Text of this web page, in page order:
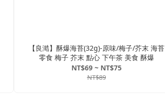
【良澔】酥爆海苔(32g)-原味/梅子/芥末 海苔
零食 梅子 芥末 點心 下午茶 美食 酥爆
NT$69 ~ NT$75
NT$89